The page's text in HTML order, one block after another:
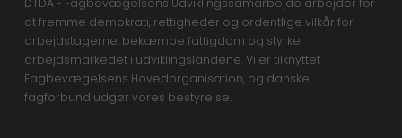
DTDA - Fagbevægelsens Udviklingssamarbejde arbejder for
at fremme demokrati, rettigheder og ordentlige vilkår for
arbejdstagerne, bekæmpe fattigdom og styrke
arbejdsmarkedet i udviklingslandene. Vi er tilknyttet
Fagbevægelsens Hovedorganisation, og danske
fagforbund udgør vores bestyrelse.